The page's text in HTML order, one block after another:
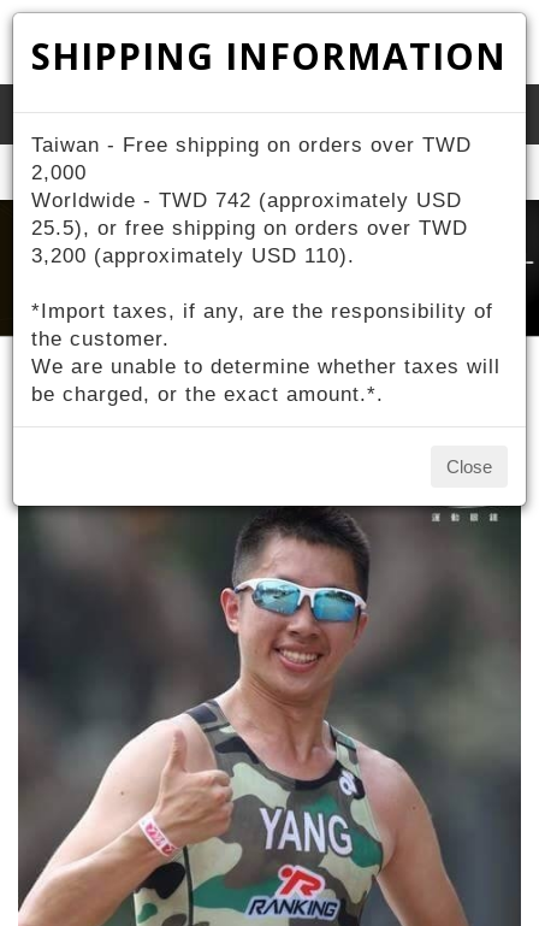
Toggle
Home
Contestant Sponsorship
SHIPPING INFORMATION
Taiwan - Free shipping on orders over TWD
2,000
Worldwide - TWD 742 (approximately USD
25.5), or free shipping on orders over TWD
3,200 (approximately USD 110).
*Import taxes, if any, are the responsibility of
the customer.
We are unable to determine whether taxes will
be charged, or the exact amount.*.
Close